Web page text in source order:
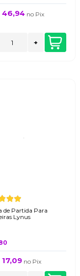
46,94 no Pix
+
de Partida Para
Lynus
17,09 no Pix